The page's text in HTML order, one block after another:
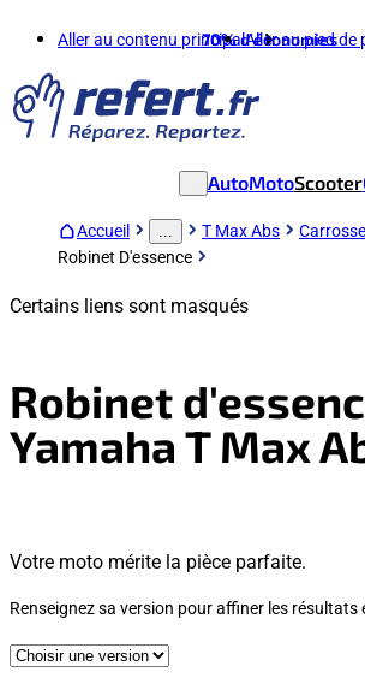
Aller au contenu principalAller au pied de
70%d'économies
AutoMotoScooter
Accueil T Max Abs
Robinet D'essence
Certains liens sont masqués
Robinet
Yamaha T Max
Votre moto mérite la pièce parfaite.
Renseignez sa version pour affiner les